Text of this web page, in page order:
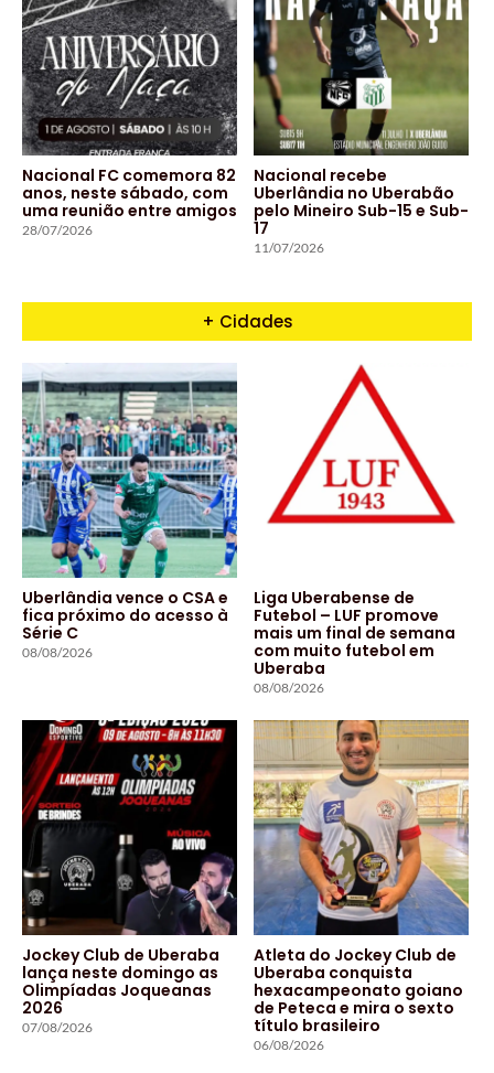
Nacional FC comemora 82
anos, neste sábado, com
uma reunião entre amigos
28/07/2026
Nacional recebe
Uberlândia no Uberabão
pelo Mineiro Sub-15 e Sub-
17
11/07/2026
+ Cidades
Uberlândia vence o CSA e
fica próximo do acesso à
Série C
08/08/2026
Liga Uberabense de
Futebol – LUF promove
mais um final de semana
com muito futebol em
Uberaba
08/08/2026
Jockey Club de Uberaba
lança neste domingo as
Olimpíadas Joqueanas
2026
07/08/2026
Atleta do Jockey Club de
Uberaba conquista
hexacampeonato goiano
de Peteca e mira o sexto
título brasileiro
06/08/2026